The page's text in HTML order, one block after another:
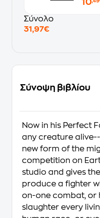
10
Σύνολο
31,97€
Σύνοψη βιβλίου
Now in his Perfect
any creature
new form of the
competition on
studio and gives
produce a fighter
on-one combat, or
slaughter every